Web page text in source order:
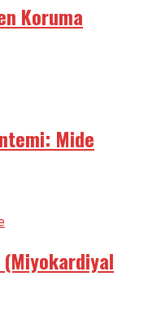
Koruma
Mide
(Miyokardiyal